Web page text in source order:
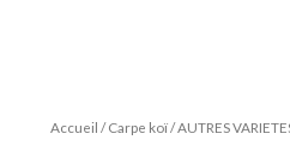
Accueil /Carpe koï/AUTRES